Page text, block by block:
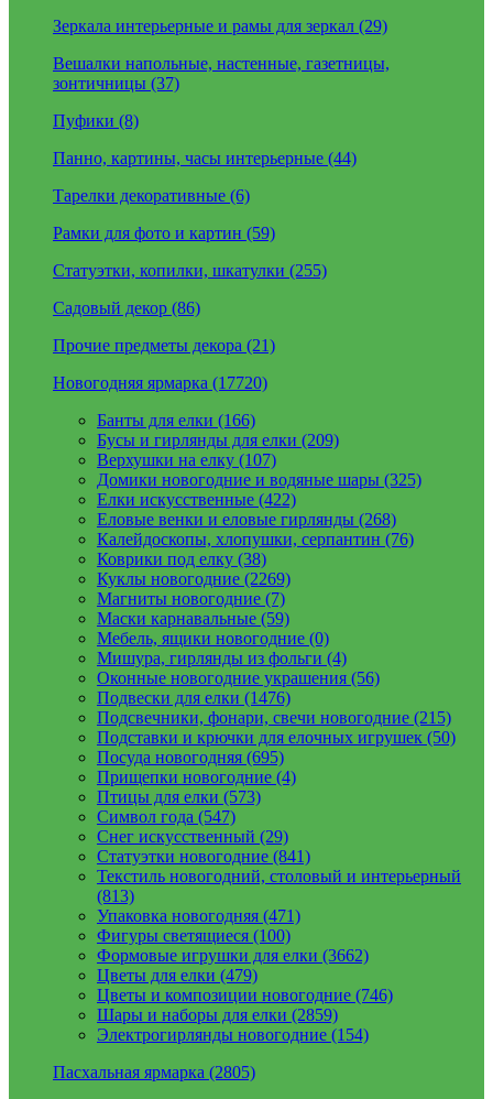
Зеркала интерьерные и рамы для зеркал (29)
Вешалки напольные, настенные, газетницы,
зонтичницы (37)
Пуфики (8)
Панно, картины, часы интерьерные (44)
Тарелки декоративные (6)
Рамки для фото и картин (59)
Статуэтки, копилки, шкатулки (255)
Садовый декор (86)
Прочие предметы декора (21)
Новогодняя ярмарка (17720)
Банты для елки (166)
Бусы и гирлянды для елки (209)
Верхушки на елку (107)
Домики новогодние и водяные шары (325)
Елки искусственные (422)
Еловые венки и еловые гирлянды (268)
Калейдоскопы, хлопушки, серпантин (76)
Коврики под елку (38)
Куклы новогодние (2269)
Магниты новогодние (7)
Маски карнавальные (59)
Мебель, ящики новогодние (0)
Мишура, гирлянды из фольги (4)
Оконные новогодние украшения (56)
Подвески для елки (1476)
Подсвечники, фонари, свечи новогодние (215)
Подставки и крючки для елочных игрушек (50)
Посуда новогодняя (695)
Прищепки новогодние (4)
Птицы для елки (573)
Символ года (547)
Снег искусственный (29)
Статуэтки новогодние (841)
Текстиль новогодний, столовый и интерьерный
(813)
Упаковка новогодняя (471)
Фигуры светящиеся (100)
Формовые игрушки для елки (3662)
Цветы для елки (479)
Цветы и композиции новогодние (746)
Шары и наборы для елки (2859)
Электрогирлянды новогодние (154)
Пасхальная ярмарка (2805)